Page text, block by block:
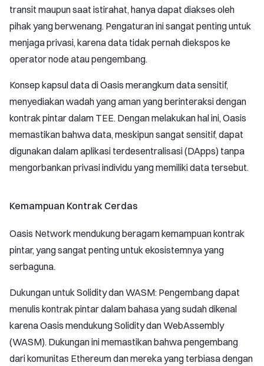
transit maupun saat istirahat, hanya dapat diakses oleh
pihak yang berwenang. Pengaturan ini sangat penting untuk
menjaga privasi, karena data tidak pernah diekspos ke
operator node atau pengembang.
Konsep kapsul data di Oasis merangkum data sensitif,
menyediakan wadah yang aman yang berinteraksi dengan
kontrak pintar dalam TEE. Dengan melakukan hal ini, Oasis
memastikan bahwa data, meskipun sangat sensitif, dapat
digunakan dalam aplikasi terdesentralisasi (DApps) tanpa
mengorbankan privasi individu yang memiliki data tersebut.
Kemampuan Kontrak Cerdas
Oasis Network mendukung beragam kemampuan kontrak
pintar, yang sangat penting untuk ekosistemnya yang
serbaguna.
Dukungan untuk Solidity dan WASM: Pengembang dapat
menulis kontrak pintar dalam bahasa yang sudah dikenal
karena Oasis mendukung Solidity dan WebAssembly
(WASM). Dukungan ini memastikan bahwa pengembang
dari komunitas Ethereum dan mereka yang terbiasa dengan